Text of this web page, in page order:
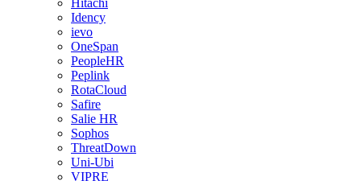
Hitachi
Idency
ievo
OneSpan
PeopleHR
Peplink
RotaCloud
Safire
Salie HR
Sophos
ThreatDown
Uni-Ubi
VIPRE